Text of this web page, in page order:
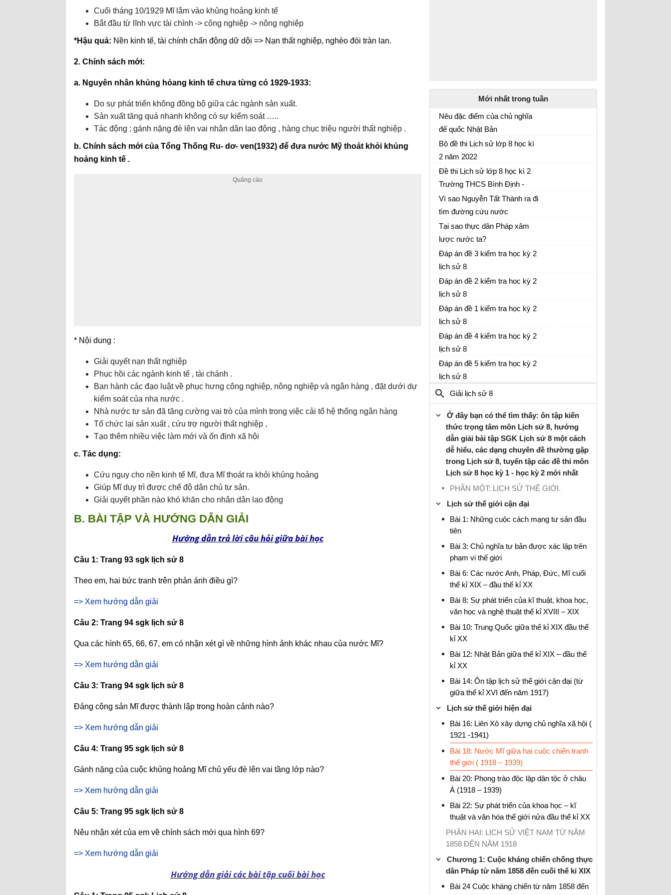
Cuối tháng 10/1929 Mĩ lâm vào khủng hoảng kinh tế
Bắt đầu từ lĩnh vực tài chính -> công nghiệp -> nông nghiệp
*Hậu quả: Nền kinh tế, tài chính chấn động dữ dội => Nạn thất nghiệp, nghèo đói tràn lan.
2. Chính sách mới:
a. Nguyên nhân khủng hỏang kinh tế chưa từng có 1929-1933:
Do sự phát triển không đồng bộ giữa các ngành sản xuất.
Sản xuất tăng quá nhanh không có sự kiểm soát …..
Tác động : gánh nặng đè lên vai nhân dân lao động , hàng chục triệu người thất nghiệp .
b. Chính sách mới của Tổng Thống Ru- dơ- ven(1932) để đưa nước Mỹ thoát khỏi khủng
hoảng kinh tế .
* Nội dung :
Giải quyết nạn thất nghiệp
Phục hồi các ngành kinh tế , tài chánh .
Ban hành các đạo luật về phục hưng công nghiệp, nông nghiệp và ngân hàng , đặt dưới dự
kiểm soát của nha nước .
Nhà nước tư sản đã tăng cường vai trò của mình trong việc cải tổ hệ thống ngân hàng
Tổ chức lại sản xuất , cứu trợ người thất nghiệp ,
Tạo thêm nhiều việc làm mới và ổn định xã hội
c. Tác dụng:
Cứu nguy cho nền kinh tế Mĩ, đưa Mĩ thoát ra khỏi khủng hoảng
Giúp Mĩ duy trì được chế độ dân chủ tư sản.
Giải quyết phần nào khó khăn cho nhân dân lao động
B. BÀI TẬP VÀ HƯỚNG DẪN GIẢI
Hướng dẫn trả lời câu hỏi giữa bài học
Câu 1: Trang 93 sgk lịch sử 8
Theo em, hai bức tranh trên phản ánh điều gì?
=> Xem hướng dẫn giải
Câu 2: Trang 94 sgk lịch sử 8
Qua các hình 65, 66, 67, em có nhận xét gì về những hình ảnh khác nhau của nước Mĩ?
=> Xem hướng dẫn giải
Câu 3: Trang 94 sgk lịch sử 8
Đảng cộng sản Mĩ được thành lập trong hoàn cảnh nào?
=> Xem hướng dẫn giải
Câu 4: Trang 95 sgk lịch sử 8
Gánh nặng của cuộc khủng hoảng Mĩ chủ yếu đè lên vai tầng lớp nào?
=> Xem hướng dẫn giải
Câu 5: Trang 95 sgk lịch sử 8
Nêu nhận xét của em về chính sách mới qua hình 69?
=> Xem hướng dẫn giải
Hướng dẫn giải các bài tập cuối bài học
Mới nhất trong tuần
Nêu đặc điểm của chủ nghĩa
đế quốc Nhật Bản
Ôn tập Lịch sử 8
Bộ đề thi Lịch sử lớp 8 học kì
2 năm 2022
Đề thi Lịch sử lớp 8 học kì 2 năm 2022
Đề thi Lịch sử lớp 8 học kì 2
Trường THCS Bình Định -
Thái Bình năm 2021 - 2022
Đề thi Lịch sử lớp 8 học kì 2
Vì sao Nguyễn Tất Thành ra đi
tìm đường cứu nước
Lịch sử lớp 8
Tại sao thực dân Pháp xâm
lược nước ta?
Lịch sử lớp 8
Đáp án đề 3 kiểm tra học kỳ 2
lịch sử 8
Đáp án đề 2 kiểm tra học kỳ 2
lịch sử 8
Đáp án đề 1 kiểm tra học kỳ 2
lịch sử 8
Đáp án đề 4 kiểm tra học kỳ 2
lịch sử 8
Đáp án đề 5 kiểm tra học kỳ 2
lịch sử 8
Giải lịch sử 8
Ở đây bạn có thể tìm thấy: ôn tập kiến
thức trọng tâm môn Lịch sử 8, hướng
dẫn giải bài tập SGK Lịch sử 8 một cách
dễ hiểu, các dạng chuyên đề thường gặp
trong Lịch sử 8, tuyển tập các đề thi môn
Lịch sử 8 học kỳ 1 - học kỳ 2 mới nhất
PHẦN MỘT: LỊCH SỬ THẾ GIỚI.
Lịch sử thế giới cận đại
Bài 1: Những cuộc cách mạng tư sản đầu
tiên
Bài 3: Chủ nghĩa tư bản được xác lập trên
phạm vi thế giới
Bài 6: Các nước Anh, Pháp, Đức, Mĩ cuối
thế kỉ XIX – đầu thế kỉ XX
Bài 8: Sự phát triển của kĩ thuật, khoa học,
văn học và nghệ thuật thế kỉ XVIII – XIX
Bài 10: Trung Quốc giữa thế kỉ XIX đầu thế
kỉ XX
Bài 12: Nhật Bản giữa thế kỉ XIX – đầu thế
kỉ XX
Bài 14: Ôn tập lịch sử thế giới cận đại (từ
giữa thế kỉ XVI đến năm 1917)
Lịch sử thế giới hiện đại
Bài 16: Liên Xô xây dựng chủ nghĩa xã hội (
1921 -1941)
Bài 18: Nước Mĩ giữa hai cuộc chiến tranh
thế giới ( 1918 – 1939)
Bài 20: Phong trào độc lập dân tộc ở châu
Á (1918 – 1939)
Bài 22: Sự phát triển của khoa học – kĩ
thuật và văn hóa thế giới nửa đầu thế kỉ XX
PHẦN HAI: LỊCH SỬ VIỆT NAM TỪ NĂM
1858 ĐẾN NĂM 1918
Chương 1: Cuộc kháng chiến chống thực
dân Pháp từ năm 1858 đến cuối thế kỉ XIX
Bài 24 Cuộc kháng chiến từ năm 1858 đến